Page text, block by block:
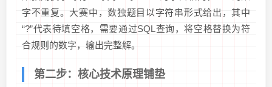
字不重复。大赛中，数独题目以字符串形式给出，其中
“?”代表待填空格，需要通过SQL查询，将空格替换为符
合规则的数字，输出完整解。
第二步：核心技术原理铺垫